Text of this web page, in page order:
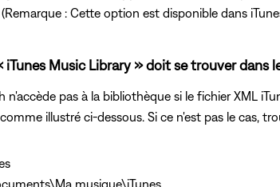
: Cette option est disponible dans
Music Library » doit se trouver dans
pas à la bibliothèque si le fichier XML
illustré ci-dessous. Si ce n'est pas le cas,
musique\iTunes